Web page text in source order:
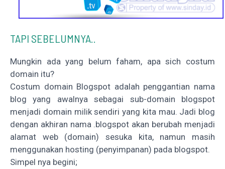
TAPI SEBELUMNYA..
Mungkin ada yang belum faham, apa sich costum
domain itu?
Costum domain Blogspot adalah penggantian nama
blog yang awalnya sebagai sub-domain blogspot
menjadi domain milik sendiri yang kita mau. Jadi blog
dengan akhiran nama .blogspot akan berubah menjadi
alamat web (domain) sesuka kita, namun masih
menggunakan hosting (penyimpanan) pada blogspot.
Simpel nya begini;